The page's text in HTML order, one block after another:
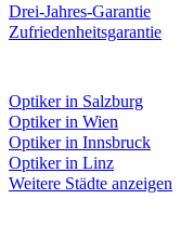
Drei-Jahres-Garantie
Zufriedenheitsgarantie
Optiker in Salzburg
Optiker in Wien
Optiker in Innsbruck
Optiker in Linz
Weitere Städte anzeigen